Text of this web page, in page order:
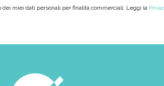
miei dati personali per finalità commerciali. Leggi la